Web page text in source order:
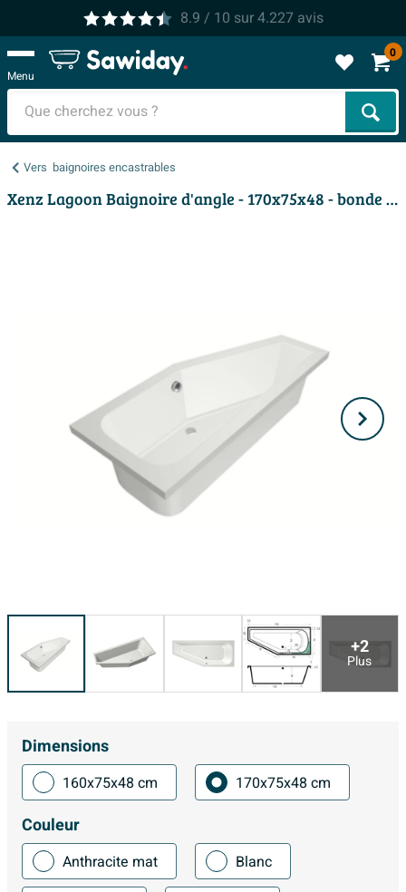
8.9 / 10 sur4.227 avis
Menu
0
Vers baignoires encastrables
Xenz Lagoon Baignoire d'angle - 170x75x48 - bonde au milieu - Droite - Compact - acrylique - blanc mat
+2
Plus
Dimensions
160x75x48 cm 170x75x48 cm
Couleur
Anthracite mat
Blanc